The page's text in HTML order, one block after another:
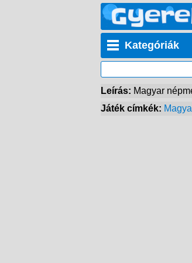
Kategóriák
Leírás: Magyar
Játék címkék: